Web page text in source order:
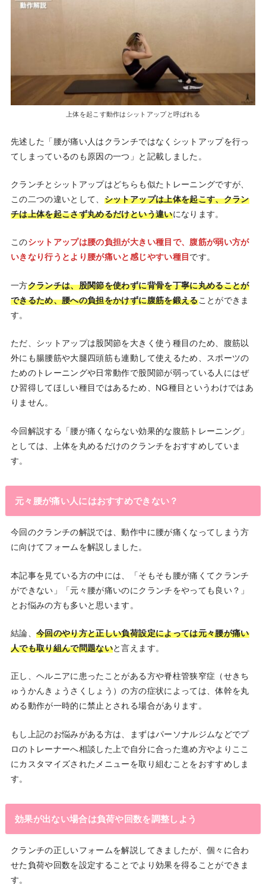
上体を起こす動作はシットアップと呼ばれる
先述した「腰が痛い人はクランチではなくシットアップを行っ
てしまっているのも原因の一つ」と記載しました。
クランチとシットアップはどちらも似たトレーニングですが、
この二つの違いとして、 シットアップは上体を起こす、クラン
チは上体を起こさず丸めるだけという違いになります。
このシットアップは腰の負担が大きい種目で、腹筋が弱い方が
いきなり行うとより腰が痛いと感じやすい種目 です。
一方クランチは、股関節を使わずに背骨を丁寧に丸めることが
できるため、腰への負担をかけずに腹筋を鍛えることができま
す。
ただ、シットアップは股関節を大きく使う種目のため、腹筋以
外にも腸腰筋や大腿四頭筋も連動して使えるため、スポーツの
ためのトレーニングや日常動作で股関節が弱っている人にはぜ
ひ習得してほしい種目ではあるため、NG種目というわけではあ
りません。
今回解説する「腰が痛くならない効果的な腹筋トレーニング」
としては、上体を丸めるだけのクランチをおすすめしていま
す。
元々腰が痛い人にはおすすめできない？
今回のクランチの解説では、動作中に腰が痛くなってしまう方
に向けてフォームを解説しました。
本記事を見ている方の中には、「そもそも腰が痛くてクランチ
ができない」「元々腰が痛いのにクランチをやっても良い？」
とお悩みの方も多いと思います。
結論、 今回のやり方と正しい負荷設定によっては元々腰が痛い
人でも取り組んで問題ないと言えます。
正し、ヘルニアに患ったことがある方や脊柱管狭窄症（せきち
ゅうかんきょうさくしょう）の方の症状によっては、体幹を丸
める動作が一時的に禁止とされる場合があります。
もし上記のお悩みがある方は、まずはパーソナルジムなどでプ
ロのトレーナーへ相談した上で自分に合った進め方やよりここ
にカスタマイズされたメニューを取り組むことをおすすめしま
す。
効果が出ない場合は負荷や回数を調整しよう
クランチの正しいフォームを解説してきましたが、個々に合わ
せた負荷や回数を設定することでより効果を得ることができま
す。